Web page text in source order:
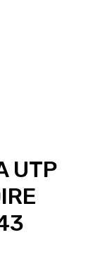
UTP